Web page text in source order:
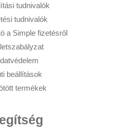
tudnivalók
tudnivalók
a Simple fizetésről
beállítások
termékek